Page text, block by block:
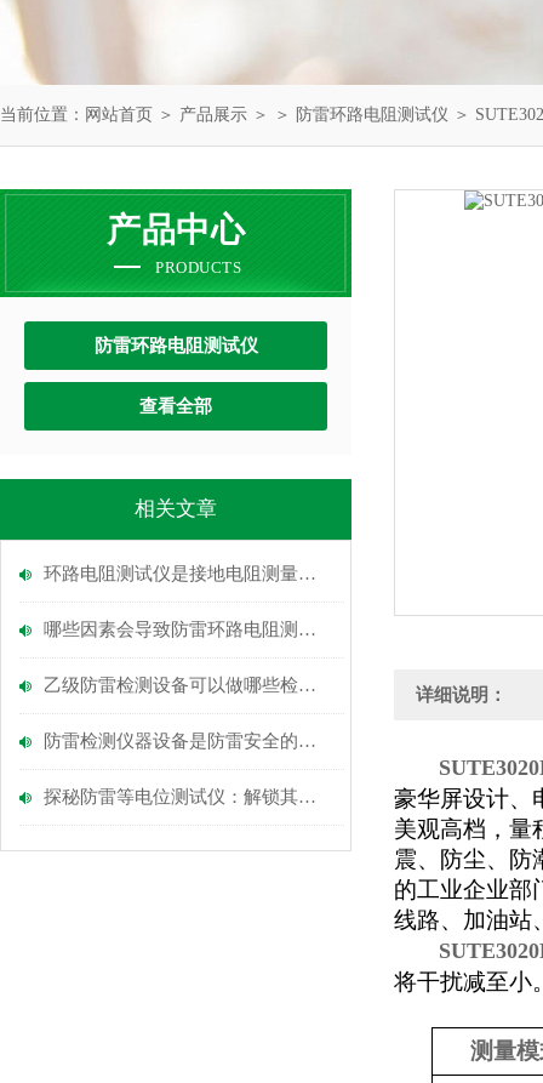
当前位置： 网站首页 ＞ 产品展示 ＞ ＞ 防雷环路电阻测试仪 ＞
产品中心
PRODUCTS
防雷环路电阻测试仪
查看全部
相关文章
环路电阻测试仪是接地电阻测量和回路电阻测量的理想仪器
哪些因素会导致防雷环路电阻测试仪不准确，如何避免呢？
乙级防雷检测设备可以做哪些检测哪些项目呢?
防雷检测仪器设备是防雷安全的重要检测工具
探秘防雷等电位测试仪：解锁其保障电气安全的密码
详细说明：
豪华屏设计、
美观高档，量
震、防尘、防
的工业企业部
线路、加油站
将干扰减至小
测量